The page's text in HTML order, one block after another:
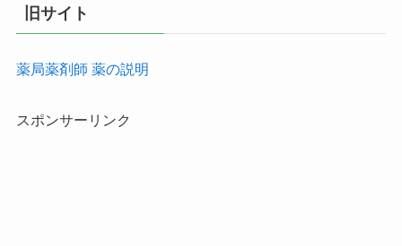
旧サイト
薬局薬剤師 薬の説明
スポンサーリンク